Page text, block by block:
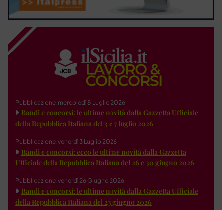
Pubblicazione: mercoledì 8 Luglio 2026
Bandi e concorsi: le ultime novità dalla Gazzetta Ufficiale
della Repubblica Italiana del 3 e 7 luglio 2026
Pubblicazione: venerdì 3 Luglio 2026
Bandi e concorsi: ecco le ultime novità dalla Gazzetta
Ufficiale della Repubblica Italiana del 26 e 30 giugno 2026
Pubblicazione: venerdì 26 Giugno 2026
Bandi e concorsi: le ultime novità dalla Gazzetta Ufficiale
della Repubblica Italiana del 23 giugno 2026